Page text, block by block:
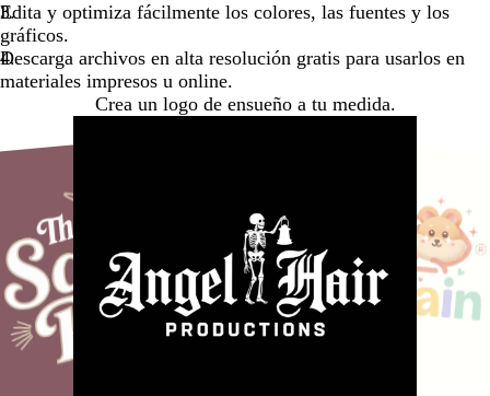
Edita y optimiza fácilmente los colores, las fuentes y los
gráficos.
Descarga archivos en alta resolución gratis para usarlos en
materiales impresos u online.
Crea un logo de ensueño a tu medida.